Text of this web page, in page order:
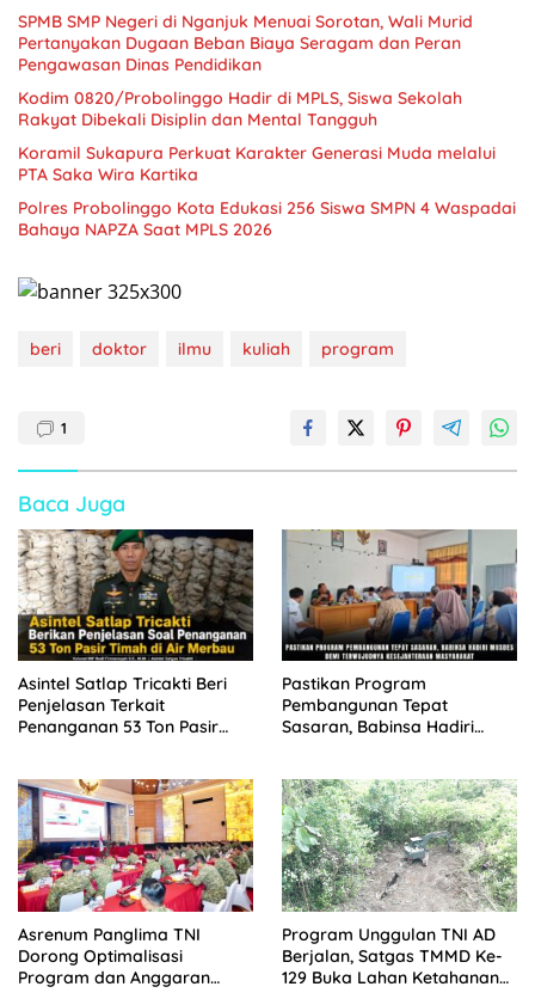
SPMB SMP Negeri di Nganjuk Menuai Sorotan, Wali Murid
Pertanyakan Dugaan Beban Biaya Seragam dan Peran
Pengawasan Dinas Pendidikan
Kodim 0820/Probolinggo Hadir di MPLS, Siswa Sekolah
Rakyat Dibekali Disiplin dan Mental Tangguh
Koramil Sukapura Perkuat Karakter Generasi Muda melalui
PTA Saka Wira Kartika
Polres Probolinggo Kota Edukasi 256 Siswa SMPN 4 Waspadai
Bahaya NAPZA Saat MPLS 2026
beri doktor ilmu kuliah program
1
Baca Juga
Asintel Satlap Tricakti Beri
Penjelasan Terkait
Penanganan 53 Ton Pasir
Pastikan Program
Pembangunan Tepat
Sasaran, Babinsa Hadiri
Asrenum Panglima TNI
Dorong Optimalisasi
Program dan Anggaran
Program Unggulan TNI AD
Berjalan, Satgas TMMD Ke-
129 Buka Lahan Ketahanan